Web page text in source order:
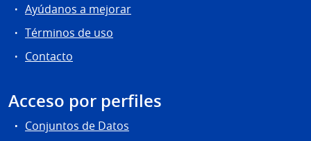
Ayúdanos a mejorar
Términos de uso
Contacto
Acceso por perfiles
Conjuntos de Datos